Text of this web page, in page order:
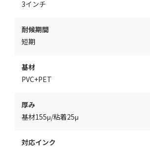
3インチ
耐候期間
短期
基材
PVC+PET
厚み
基材155μ/粘着25μ
対応インク